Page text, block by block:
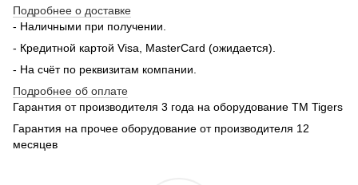
Подробнее о доставке
- Наличными при получении.
- Кредитной картой Visa, MasterCard (ожидается).
- На счёт по реквизитам компании.
Подробнее об оплате
Гарантия от производителя 3 года на оборудование TM Tigers
Гарантия на прочее оборудование от производителя 12
месяцев